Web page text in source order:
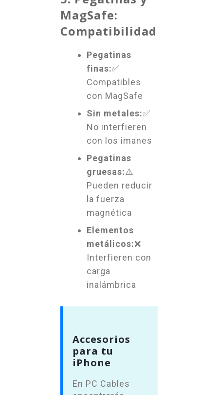
MagSafe:
Compatibilidad
Pegatinas
finas:✅
Compatibles
con MagSafe
Sin metales:✅
No interfieren
con los imanes
Pegatinas
gruesas:⚠️
Pueden reducir
la fuerza
magnética
Elementos
metálicos:❌
Interfieren con
carga
inalámbrica
Accesorios
para tu
iPhone
En PC Cables